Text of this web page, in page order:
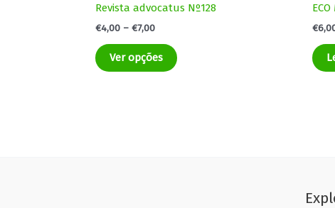
Revista advocatus Nº128
€4,00 – €7,00
€7,00
Ver opções
The
€